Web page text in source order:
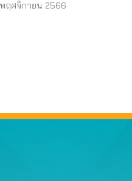
ฤศจิกายน 2566